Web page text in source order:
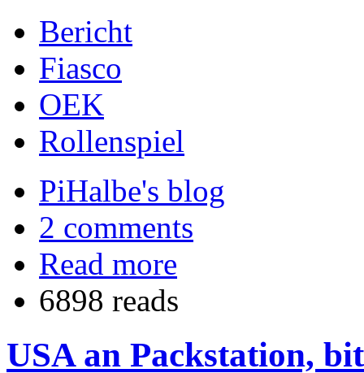
Bericht
Fiasco
OEK
Rollenspiel
PiHalbe's blog
2 comments
Read more
6898 reads
USA an Packstation,